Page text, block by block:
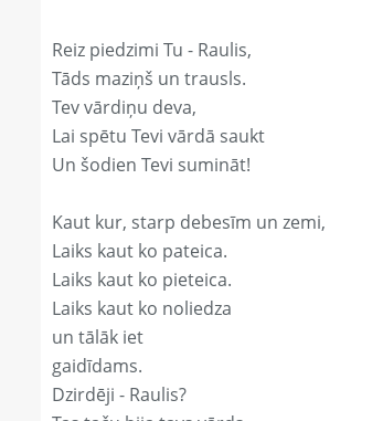
Reiz piedzimi Tu - Raulis,
Tāds maziņš un trausls.
Tev vārdiņu deva,
Lai spētu Tevi vārdā saukt
Un šodien Tevi sumināt!
Kaut kur, starp debesīm un zemi,
Laiks kaut ko pateica.
Laiks kaut ko pieteica.
Laiks kaut ko noliedza
un tālāk iet
gaidīdams.
Dzirdēji - Raulis?